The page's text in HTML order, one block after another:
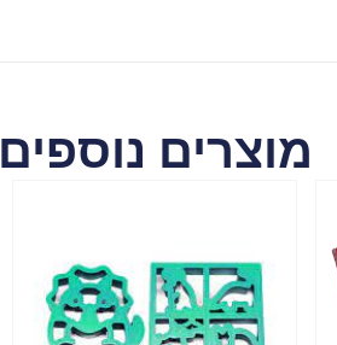
מוצרים נוספים